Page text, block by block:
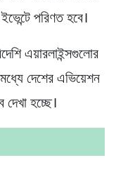
পরিণত হবে।
এয়ারলাইন্সগুলোর
দেশের এভিয়েশন
হচ্ছে।